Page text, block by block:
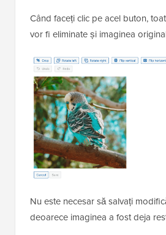
Când faceți clic pe acel buton,
vor fi eliminate și imaginea
Nu este necesar să salvați
deoarece imaginea a fost deja